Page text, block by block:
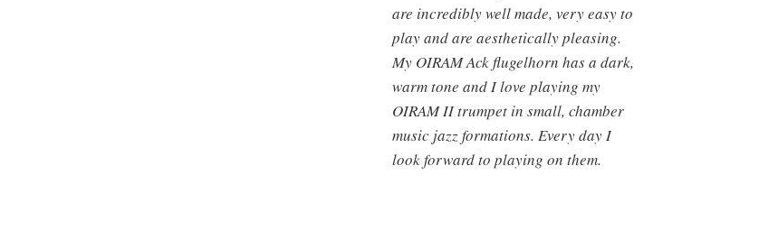
are incredibly well made, very easy to
play and are aesthetically pleasing.
My OIRAM Ack flugelhorn has a dark,
warm tone and I love playing my
OIRAM II trumpet in small, chamber
music jazz formations. Every day I
look forward to playing on them.